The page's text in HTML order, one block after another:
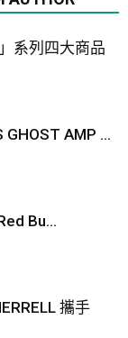
系列四大商品
GHOST AMP ...
Bu...
攜手